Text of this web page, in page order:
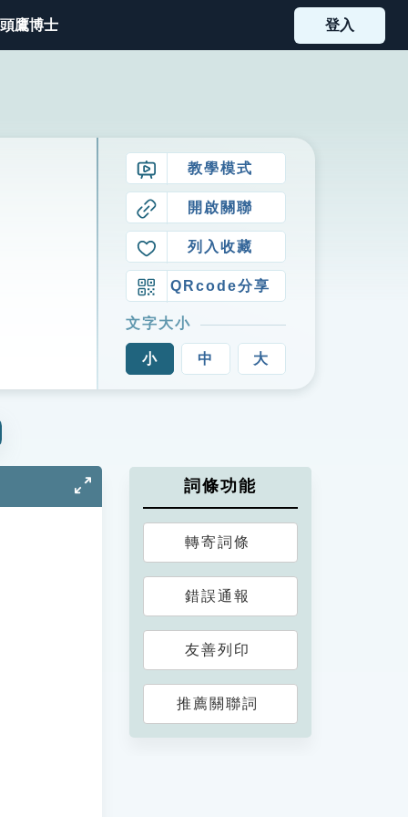
鷹博士 登入
教學模式
開啟關聯
列入收藏
QRcode分享
文字大小
小 中 大
詞條功能
轉寄詞條
錯誤通報
友善列印
推薦關聯詞